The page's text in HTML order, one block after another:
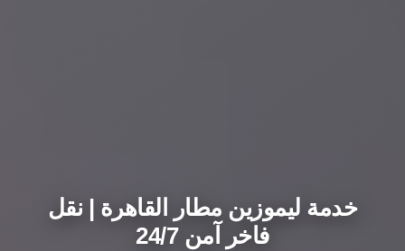
خدمة ليموزين مطار القاهرة | نقل
فاخر آمن 24/7